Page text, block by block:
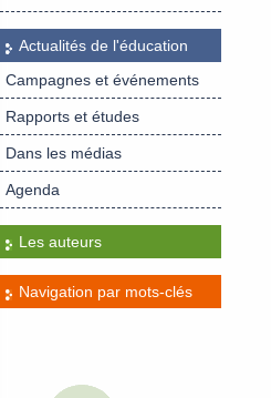
Actualités de l'éducation
Campagnes et événements
Rapports et études
Dans les médias
Agenda
Les auteurs
Navigation par mots-clés